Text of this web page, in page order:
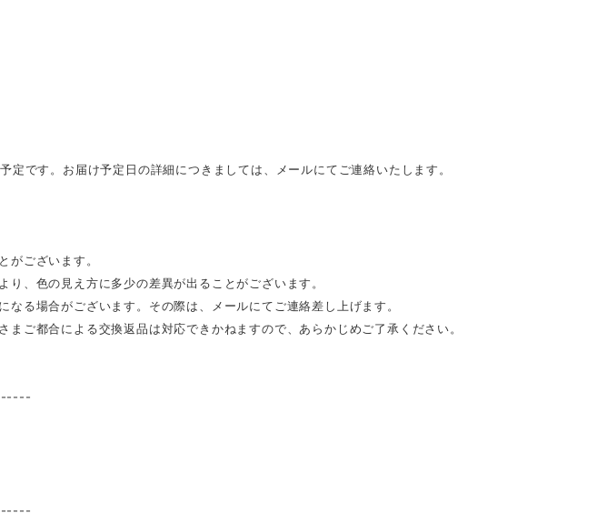
定です。お届け予定日の詳細につきましては、メールにてご連絡いたします。
がございます。
り、色の見え方に多少の差異が出ることがございます。
なる場合がございます。その際は、メールにてご連絡差し上げます。
まご都合による交換返品は対応できかねますので、あらかじめご了承ください。